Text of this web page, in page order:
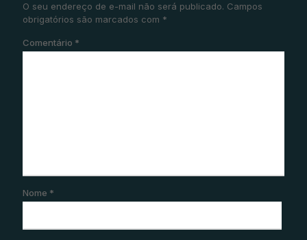
O seu endereço de e-mail não será publicado. Campos
obrigatórios são marcados com *
Comentário *
Nome *